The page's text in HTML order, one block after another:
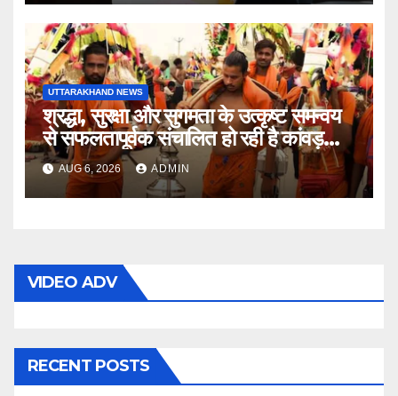
UTTARAKHAND NEWS
श्रद्धा, सुरक्षा और सुगमता के उत्कृष्ट समन्वय
से सफलतापूर्वक संचालित हो रही है कांवड़
यात्रा
AUG 6, 2026 ADMIN
VIDEO ADV
RECENT POSTS